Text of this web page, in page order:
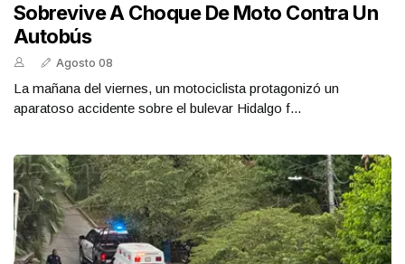
Sobrevive A Choque De Moto Contra Un
Autobús
Agosto 08
La mañana del viernes, un motociclista protagonizó un
aparatoso accidente sobre el bulevar Hidalgo f...